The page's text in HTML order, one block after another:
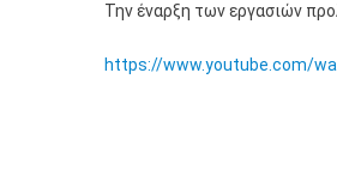
Την έναρξη των εργασιών
https://www.youtube.com/